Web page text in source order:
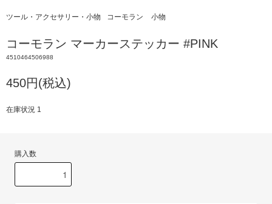
ツール・アクセサリー・小物 コーモラン 小物
コーモラン マーカーステッカー #PINK
4510464506988
450円(税込)
在庫状況 1
購入数